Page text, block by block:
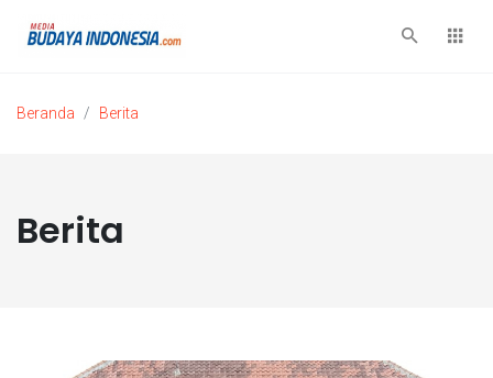
Beranda Berita
Berita